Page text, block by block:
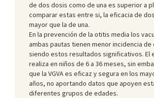
de dos dosis como de una es superior a
comparar estas entre si, la eficacia de
mayor que la de una.
En la prevención de la otitis media los
ambas pautas tienen menor incidencia de
siendo estos resultados significativos. El
realiza en niños de 6 a 36 meses, sin
que la VGVA es eficaz y segura en los
años, no aportando datos que apoyen
diferentes grupos de edades.